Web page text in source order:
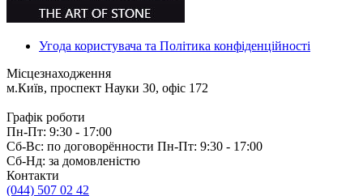
Угода користувача та Політика конфіденційності
Місцезнаходження
м.Київ, проспект Науки 30, офіс 172
Графік роботи
Пн-Пт: 9:30 - 17:00
Сб-Вс: по договорённости Пн-Пт: 9:30 - 17:00
Сб-Нд: за домовленістю
Контакти
(044) 507 02 42